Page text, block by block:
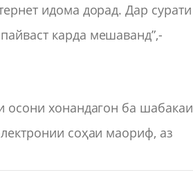
идома дорад. Дар сурати
карда мешаванд”,-
осони хонандагон ба шабакаи
соҳаи маориф, аз